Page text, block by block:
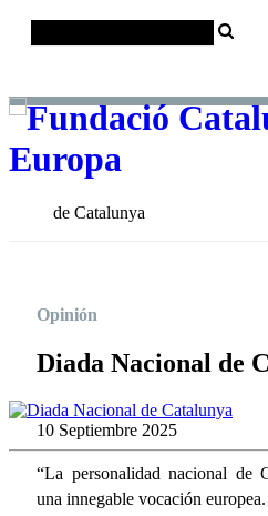
de Catalunya
Opinión
Diada Nacional de
10 Septiembre 2025
“La personalidad nacional de
una innegable vocación